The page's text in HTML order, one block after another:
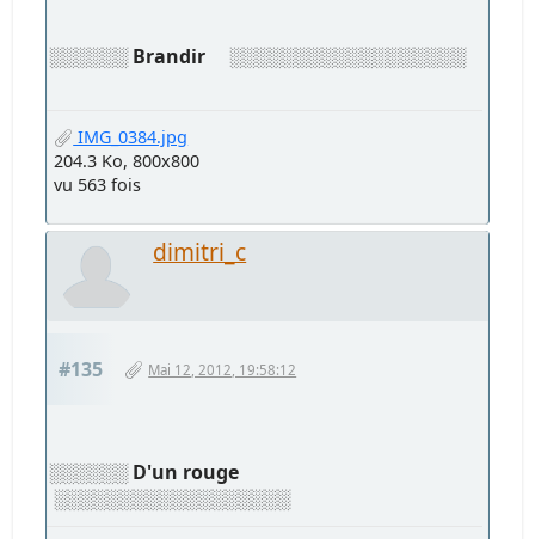
░░░░░░Brandir ░░░░░░░░░░░░░░░░░░
IMG_0384.jpg
204.3 Ko, 800x800
vu 563 fois
dimitri_c
#135 Mai 12, 2012, 19:58:12
░░░░░░D'un rouge
░░░░░░░░░░░░░░░░░░